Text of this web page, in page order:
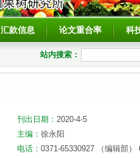
汇款信息 论文重合率 科
站内搜索：
刊出日期： 2020-4-5
主编： 徐永阳
电话： 0371-65330927 （编辑部）